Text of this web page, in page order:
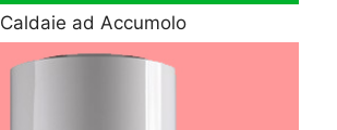
Caldaie ad Accumolo